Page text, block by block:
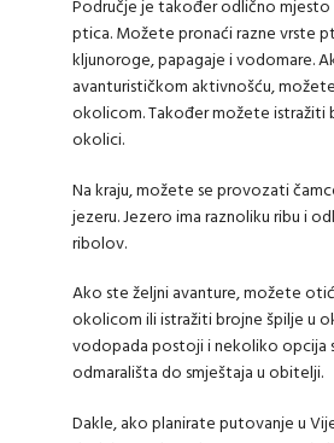
Područje je također odlično
ptica. Možete pronaći razne vrste
kljunoroge, papagaje i vodomare.
avanturističkom aktivnošću,
okolicom. Također možete istražiti
okolici.
Na kraju, možete se provozati
jezeru. Jezero ima raznoliku ribu i
ribolov.
Ako ste željni avanture, možete
okolicom ili istražiti brojne špilje u
vodopada postoji i nekoliko opcija
odmarališta do smještaja u obitelji.
Dakle, ako planirate putovanje u